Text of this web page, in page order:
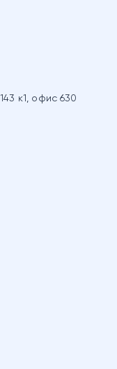
к1, офис 630